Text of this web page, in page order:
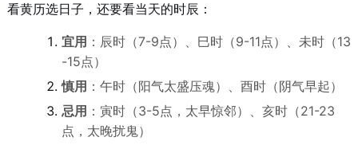
看黄历选日子，还要看当天的时辰：
宜用 ：辰时（7-9点）、巳时（9-11点）、未时（13
-15点）
慎用 ：午时（阳气太盛压魂）、酉时（阴气早起）
忌用 ：寅时（3-5点，太早惊邻）、亥时（21-23
点，太晚扰鬼）